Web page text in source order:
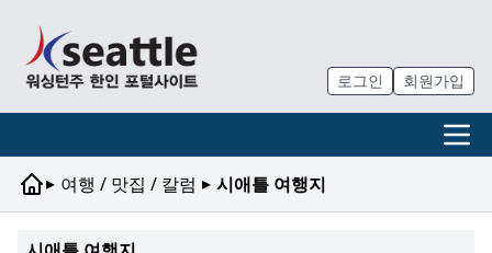
로그인 회원가입
▸ 여행 / 맛집 / 칼럼 ▸ 시애틀 여행지